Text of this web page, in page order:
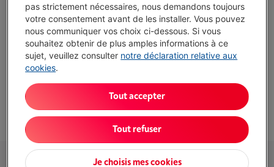
Atouts
Impression à partir de: Smartphone, tablette, PC portable
et desktop PC
Impression recto-verso: Oui, automatique
Afficher toutes les caractéristiques
Services et Garantie Packs Accessoires Nos conseils
pas strictement nécessaires, nous demandons toujours
votre consentement avant de les installer. Vous pouvez
nous communiquer vos choix ci-dessous. Si vous
souhaitez obtenir de plus amples informations à ce
sujet, veuillez consulter notre déclaration relative aux
cookies.
Je choisis mes cookies
Tout refuser
Tout accepter